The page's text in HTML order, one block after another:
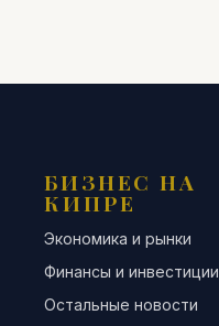
БИЗНЕС НА
КИПРЕ
Экономика и рынки
Финансы и инвестиции
Остальные новости